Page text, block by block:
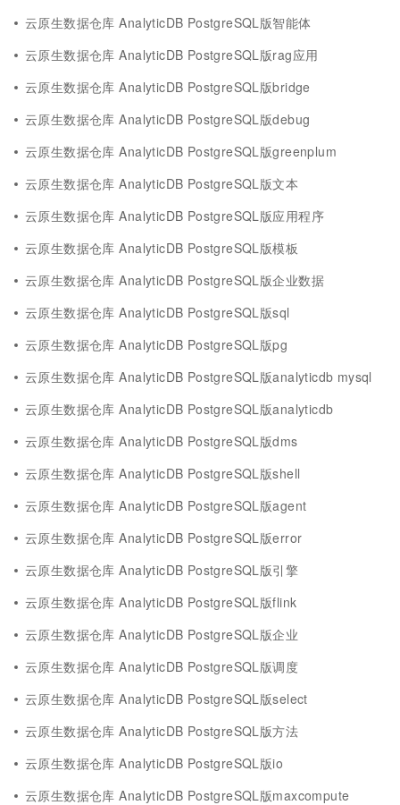
云原生数据仓库 AnalyticDB PostgreSQL版智能体
云原生数据仓库 AnalyticDB PostgreSQL版rag应用
云原生数据仓库 AnalyticDB PostgreSQL版bridge
云原生数据仓库 AnalyticDB PostgreSQL版debug
云原生数据仓库 AnalyticDB PostgreSQL版greenplum
云原生数据仓库 AnalyticDB PostgreSQL版文本
云原生数据仓库 AnalyticDB PostgreSQL版应用程序
云原生数据仓库 AnalyticDB PostgreSQL版模板
云原生数据仓库 AnalyticDB PostgreSQL版企业数据
云原生数据仓库 AnalyticDB PostgreSQL版sql
云原生数据仓库 AnalyticDB PostgreSQL版pg
云原生数据仓库 AnalyticDB PostgreSQL版analyticdb mysql
云原生数据仓库 AnalyticDB PostgreSQL版analyticdb
云原生数据仓库 AnalyticDB PostgreSQL版dms
云原生数据仓库 AnalyticDB PostgreSQL版shell
云原生数据仓库 AnalyticDB PostgreSQL版agent
云原生数据仓库 AnalyticDB PostgreSQL版error
云原生数据仓库 AnalyticDB PostgreSQL版引擎
云原生数据仓库 AnalyticDB PostgreSQL版flink
云原生数据仓库 AnalyticDB PostgreSQL版企业
云原生数据仓库 AnalyticDB PostgreSQL版调度
云原生数据仓库 AnalyticDB PostgreSQL版select
云原生数据仓库 AnalyticDB PostgreSQL版方法
云原生数据仓库 AnalyticDB PostgreSQL版io
云原生数据仓库 AnalyticDB PostgreSQL版maxcompute